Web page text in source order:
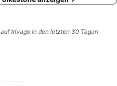
trivago in den letzten 30 Tagen